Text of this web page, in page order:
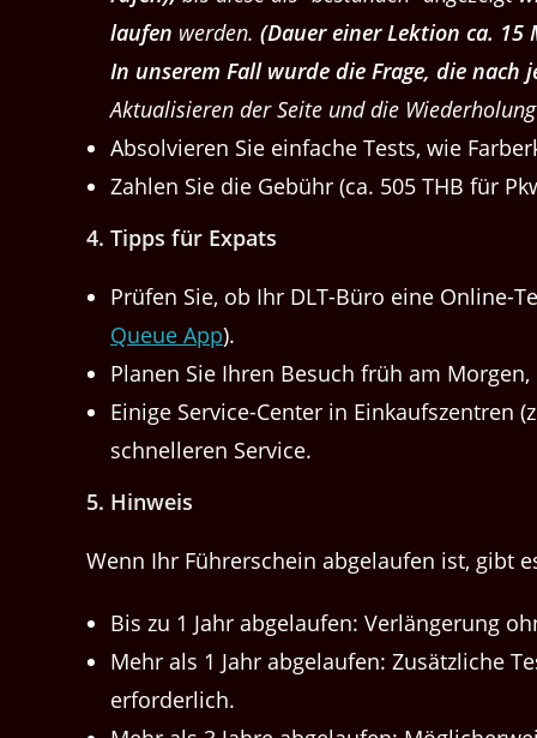
laufen wer­den. (Dauer ein­er Lek­tion ca. 15
In unserem Fall wurde die Frage, die
Aktu­al­isieren der Seite und die
Absolvieren Sie ein­fache Tests, wie
Zahlen Sie die Gebühr (ca. 505 THB für
4. Tipps für Expats
Prüfen Sie, ob Ihr DLT-Büro eine Online-
Queue App).
Pla­nen Sie Ihren Besuch früh am
Einige Ser­vice-Cen­ter in Einkauf­szen­tren
schnelleren Service.
5. Hin­weis
Wenn Ihr Führerschein abge­laufen ist, gibt
Bis zu 1 Jahr abge­laufen: Ver­längerung
Mehr als 1 Jahr abge­laufen: Zusät­zliche
erforderlich.